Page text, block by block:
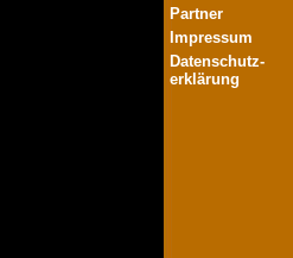
Partner
Impressum
Datenschutz-
erklärung